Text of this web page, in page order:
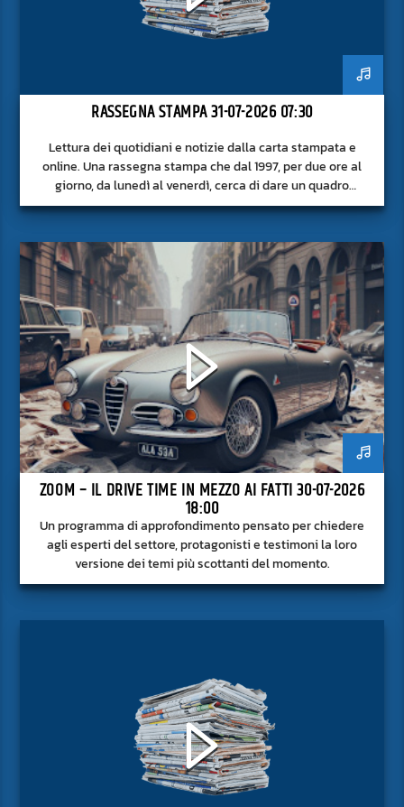
RASSEGNA STAMPA 31-07-2026 07:30
Lettura dei quotidiani e notizie dalla carta stampata e
online. Una rassegna stampa che dal 1997, per due ore al
giorno, da lunedì al venerdì, cerca di dare un quadro
approfondito delle notizie del giorno, senza fermarsi alla
ZOOM – IL DRIVE TIME IN MEZZO AI FATTI 30-07-2026
18:00
Un programma di approfondimento pensato per chiedere
agli esperti del settore, protagonisti e testimoni la loro
versione dei temi più scottanti del momento.